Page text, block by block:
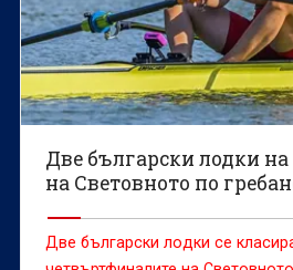
Две български лодки
на Световното по
Две български лодки се